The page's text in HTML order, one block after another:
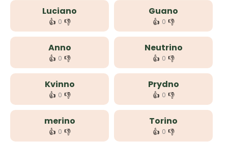
Luciano
👍 0 👎
Guano
👍 0 👎
Anno
👍 0 👎
Neutrino
👍 0 👎
Kvinno
👍 0 👎
Prydno
👍 0 👎
merino
👍 0 👎
Torino
👍 0 👎